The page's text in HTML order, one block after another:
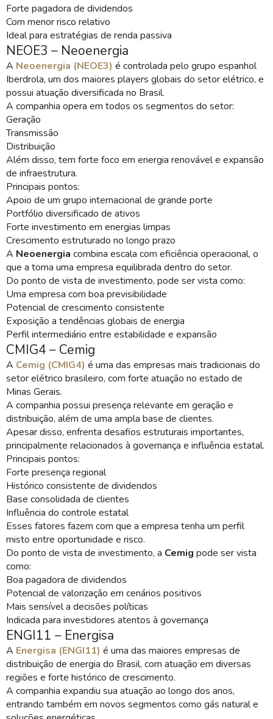
Forte pagadora de dividendos
Com menor risco relativo
Ideal para estratégias de renda passiva
NEOE3 – Neoenergia
A Neoenergia (NEOE3) é controlada pelo grupo espanhol
Iberdrola, um dos maiores players globais do setor elétrico, e
possui atuação diversificada no Brasil.
A companhia opera em todos os segmentos do setor:
Geração
Transmissão
Distribuição
Além disso, tem forte foco em energia renovável e expansão
de infraestrutura.
Principais pontos:
Apoio de um grupo internacional de grande porte
Portfólio diversificado de ativos
Forte investimento em energias limpas
Crescimento estruturado no longo prazo
A Neoenergia combina escala com eficiência operacional, o
que a torna uma empresa equilibrada dentro do setor.
Do ponto de vista de investimento, pode ser vista como:
Uma empresa com boa previsibilidade
Potencial de crescimento consistente
Exposição a tendências globais de energia
Perfil intermediário entre estabilidade e expansão
CMIG4 – Cemig
A Cemig (CMIG4) é uma das empresas mais tradicionais do
setor elétrico brasileiro, com forte atuação no estado de
Minas Gerais.
A companhia possui presença relevante em geração e
distribuição, além de uma ampla base de clientes.
Apesar disso, enfrenta desafios estruturais importantes,
principalmente relacionados à governança e influência estatal.
Principais pontos:
Forte presença regional
Histórico consistente de dividendos
Base consolidada de clientes
Influência do controle estatal
Esses fatores fazem com que a empresa tenha um perfil
misto entre oportunidade e risco.
Do ponto de vista de investimento, a Cemig pode ser vista
como:
Boa pagadora de dividendos
Potencial de valorização em cenários positivos
Mais sensível a decisões políticas
Indicada para investidores atentos à governança
ENGI11 – Energisa
A Energisa (ENGI11) é uma das maiores empresas de
distribuição de energia do Brasil, com atuação em diversas
regiões e forte histórico de crescimento.
A companhia expandiu sua atuação ao longo dos anos,
entrando também em novos segmentos como gás natural e